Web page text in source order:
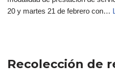
20 y martes 21 de febrero con…
Recolección de